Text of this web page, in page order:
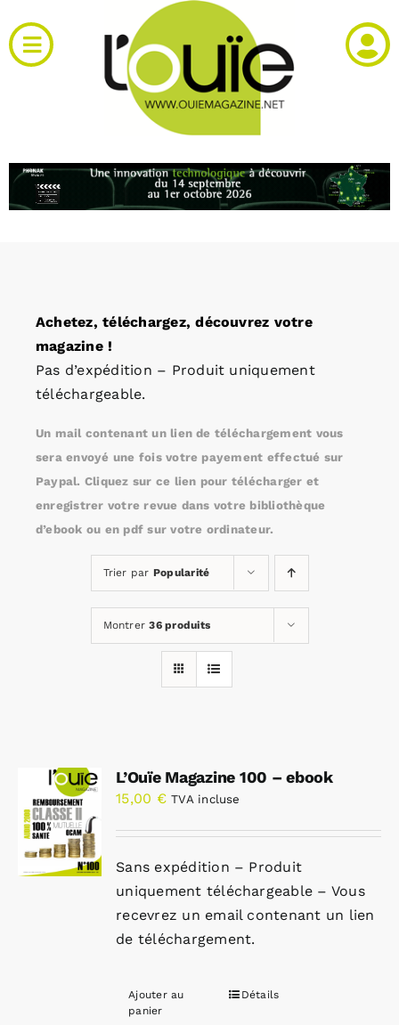
au
contenu
Toggle
Navigation
RH et emploi
Agenda
Kiosque
Annonces emploi
Achetez, téléchargez, découvrez votre
magazine !
Pas d’expédition – Produit uniquement
téléchargeable.
Un mail contenant un lien de téléchargement vous
sera envoyé une fois votre payement effectué sur
Paypal. Cliquez sur ce lien pour télécharger et
enregistrer votre revue dans votre bibliothèque
d’ebook ou en pdf sur votre ordinateur.
Trier par Popularité
Montrer36 produits
L’Ouïe Magazine 100 – ebook
15,00 € TVA incluse
Sans expédition – Produit
uniquement téléchargeable – Vous
recevrez un email contenant un lien
de téléchargement.
Ajouter au
panier
Détails